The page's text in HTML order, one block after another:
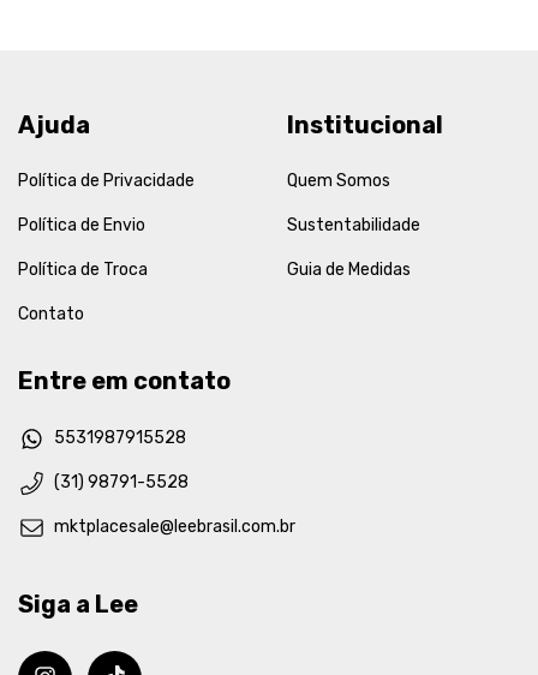
Ajuda
Política de Privacidade
Política de Envio
Política de Troca
Contato
Institucional
Quem Somos
Sustentabilidade
Guia de Medidas
Entre em contato
5531987915528
(31) 98791-5528
mktplacesale@leebrasil.com.br
Siga a Lee